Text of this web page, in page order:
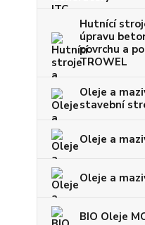
Hutnící
úpravu
povrchu a
TROWEL
Oleje a
stavební
Oleje a
Oleje a
BIO Oleje